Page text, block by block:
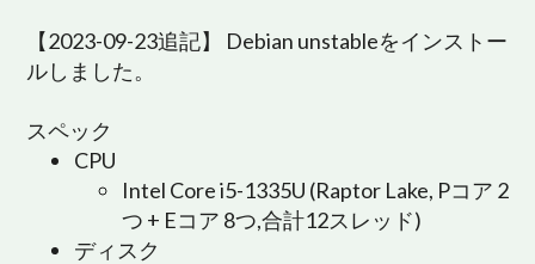
【2023-09-23追記】 Debian unstableをインストー
ルしました。
スペック
CPU
Intel Core i5-1335U (Raptor Lake, Pコア 2
つ + Eコア 8つ,合計12スレッド)
ディスク